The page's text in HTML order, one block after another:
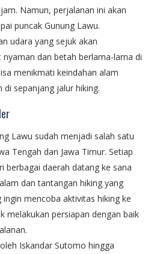
Namun, perjalanan ini akan
puncak Gunung Lawu.
udara yang sejuk akan
dan betah berlama-lama di
menikmati keindahan alam
sepanjang jalur hiking.
Lawu sudah menjadi salah satu
Tengah dan Jawa Timur. Setiap
berbagai daerah datang ke sana
dan tantangan hiking yang
mencoba aktivitas hiking ke
melakukan persiapan dengan baik
Iskandar Sutomo hingga